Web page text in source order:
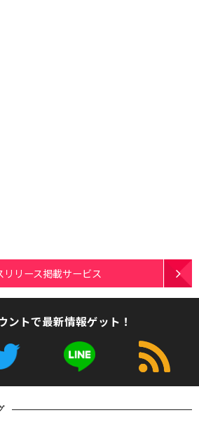
リリース掲載サービス
ントで最新情報ゲット！